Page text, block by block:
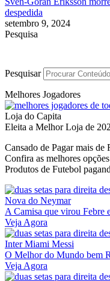
despedida
setembro 9, 2024
Pesquisa
Pesquisar
Melhores Jogadores
Loja do Capita
Eleita a Melhor Loja de
Cansado de Pagar mais
Confira as melhores
Produtos de Futebol
Nova do Neymar
A Camisa que virou Febre
Veja Agora
Inter Miami Messi
O Melhor do Mundo bem
Veja Agora